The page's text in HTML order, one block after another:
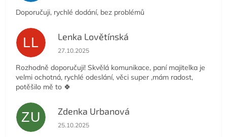
Doporučuji, rychlé dodání, bez problémů
LL Lenka Lovětínská
Hodnocení obchodu je 5 z 5 hvězdiček.
27.10.2025
Rozhodně doporučuji! Skvělá komunikace, paní majitelka je
velmi ochotná, rychlé odeslání, věci super ,mám radost,
potěšilo mě to 🍀
ZU Zdenka Urbanová
Hodnocení obchodu je 5 z 5 hvězdiček.
25.10.2025